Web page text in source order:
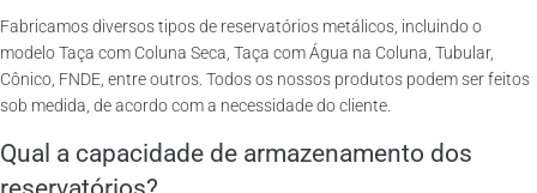
Fabricamos diversos tipos de reservatórios metálicos, incluindo o
modelo Taça com Coluna Seca, Taça com Água na Coluna, Tubular,
Cônico, FNDE, entre outros. Todos os nossos produtos podem ser feitos
sob medida, de acordo com a necessidade do cliente.
Qual a capacidade de armazenamento dos